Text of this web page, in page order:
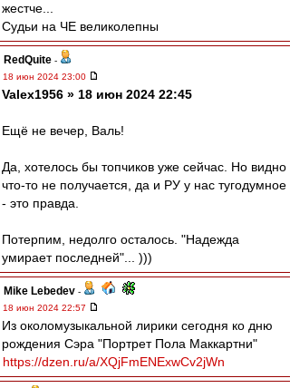
жестче...
Судьи на ЧЕ великолепны
RedQuite -
18 июн 2024 23:00
Valex1956 » 18 июн 2024 22:45
Ещё не вечер, Валь!
Да, хотелось бы топчиков уже сейчас. Но видно
что-то не получается, да и РУ у нас тугодумное
- это правда.
Потерпим, недолго осталось. "Надежда
умирает последней"... )))
Mike Lebedev -
18 июн 2024 22:57
Из околомузыкальной лирики сегодня ко дню
рождения Сэра "Портрет Пола Маккартни"
https://dzen.ru/a/XQjFmENExwCv2jWn